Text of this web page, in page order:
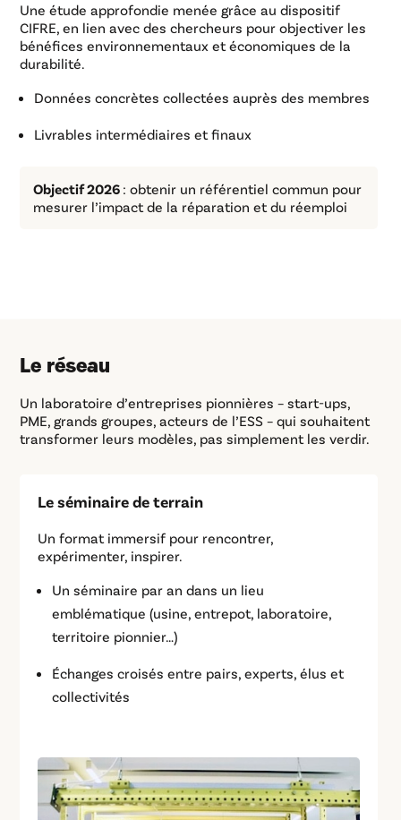
Une étude approfondie menée grâce au dispositif
CIFRE, en lien avec des chercheurs pour objectiver les
bénéfices environnementaux et économiques de la
durabilité.
Données concrètes collectées auprès des membres
Livrables intermédiaires et finaux
Objectif 2026 : obtenir un référentiel commun pour
mesurer l’impact de la réparation et du réemploi
Le réseau
Un laboratoire d’entreprises pionnières – start-ups,
PME, grands groupes, acteurs de l’ESS – qui souhaitent
transformer leurs modèles, pas simplement les verdir.
Le séminaire de terrain
Un format immersif pour rencontrer,
expérimenter, inspirer.
Un séminaire par an dans un lieu
emblématique (usine, entrepot, laboratoire,
territoire pionnier…)
Échanges croisés entre pairs, experts, élus et
collectivités